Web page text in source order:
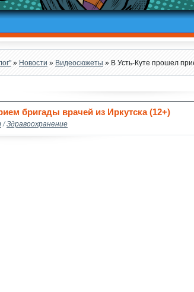
» Новости » Видеосюжеты » В Усть-Куте прошел
бригады врачей из Иркутска (12+)
/Здравоохранение